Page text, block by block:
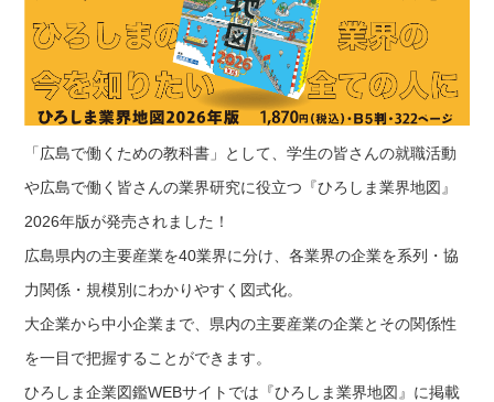
「広島で働くための教科書」として、学生の皆さんの就職活動
や広島で働く皆さんの業界研究に役立つ『ひろしま業界地図』
2026年版が発売されました！
広島県内の主要産業を40業界に分け、各業界の企業を系列・協
力関係・規模別にわかりやすく図式化。
大企業から中小企業まで、県内の主要産業の企業とその関係性
を一目で把握することができます。
ひろしま企業図鑑WEBサイトでは『ひろしま業界地図』に掲載